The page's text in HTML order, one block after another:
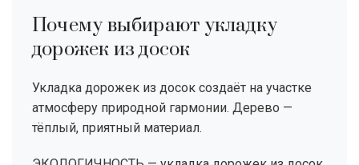
Почему выбирают укладку
дорожек из досок
Укладка дорожек из досок создаёт на участке
атмосферу природной гармонии. Дерево —
тёплый, приятный материал.